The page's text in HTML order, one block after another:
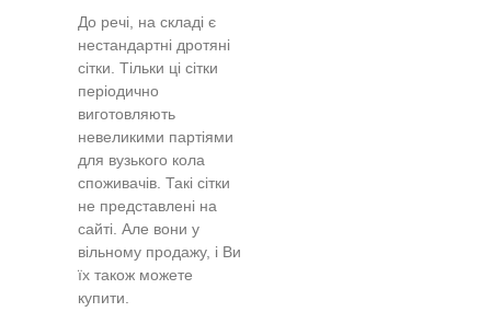
До речі, на складі є
нестандартні дротяні
сітки. Тільки ці сітки
періодично
виготовляють
невеликими партіями
для вузького кола
споживачів. Такі сітки
не представлені на
сайті. Але вони у
вільному продажу, і Ви
їх також можете
купити.